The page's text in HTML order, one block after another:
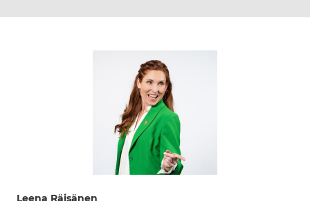
Leena Räisänen